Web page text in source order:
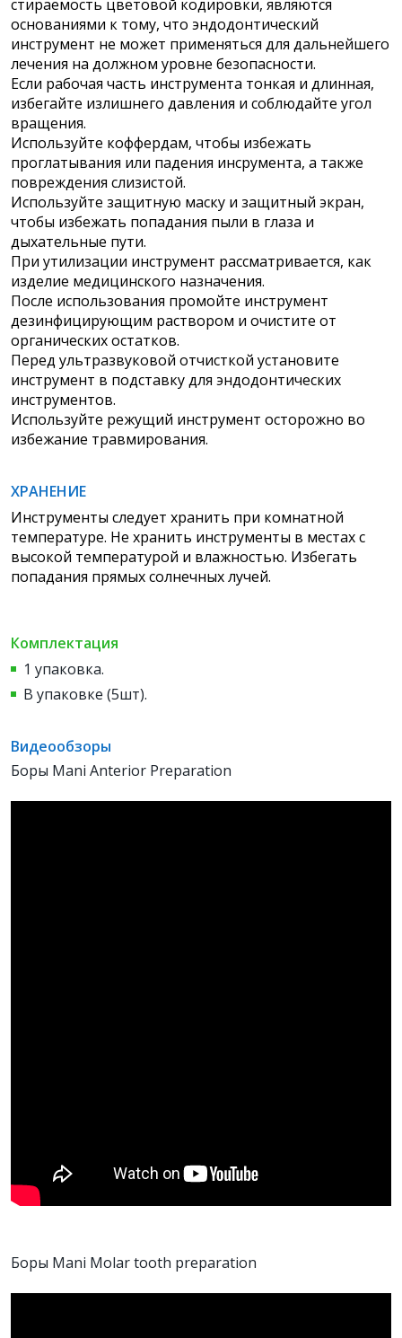
стираемость цветовой кодировки, являются
основаниями к тому, что эндодонтический
инструмент не может применяться для дальнейшего
лечения на должном уровне безопасности.
Если рабочая часть инструмента тонкая и длинная,
избегайте излишнего давления и соблюдайте угол
вращения.
Используйте коффердам, чтобы избежать
проглатывания или падения инсрумента, а также
повреждения слизистой.
Используйте защитную маску и защитный экран,
чтобы избежать попадания пыли в глаза и
дыхательные пути.
При утилизации инструмент рассматривается, как
изделие медицинского назначения.
После использования промойте инструмент
дезинфицирующим раствором и очистите от
органических остатков.
Перед ультразвуковой отчисткой установите
инструмент в подставку для эндодонтических
инструментов.
Используйте режущий инструмент осторожно во
избежание травмирования.
ХРАНЕНИЕ
Инструменты следует хранить при комнатной
температуре. Не хранить инструменты в местах с
высокой температурой и влажностью. Избегать
попадания прямых солнечных лучей.
Комплектация
1 упаковка.
В упаковке (5шт).
Видеообзоры
Боры Mani Anterior Preparation
Боры Mani Molar tooth preparation